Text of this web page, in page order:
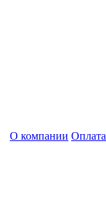
О компании Оплата